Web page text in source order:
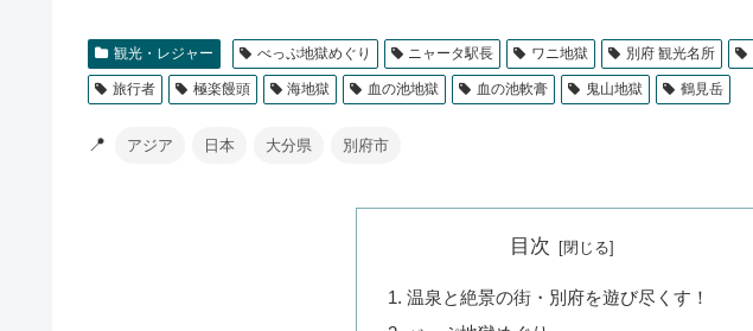
観光・レジャー べっぷ地獄めぐり ニャータ駅長 ワニ地獄 別府 観光名所
旅行者 極楽饅頭 海地獄 血の池地獄 血の池軟膏 鬼山地獄 鶴見岳
📍 アジア 日本 大分県 別府市
目次
温泉と絶景の街・別府を遊び尽くす！